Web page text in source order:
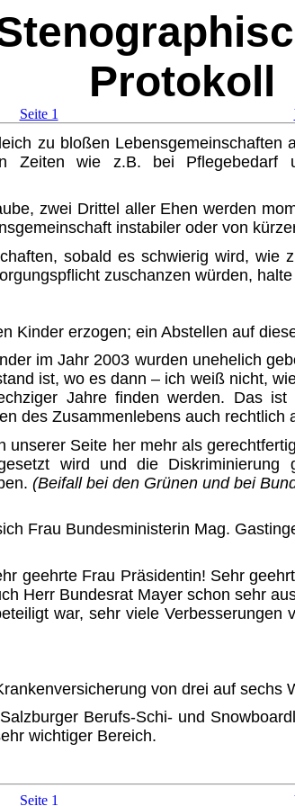
Protokoll
Seite 1
zu bloßen
Zeiten wie z.B. bei
zwei Drittel aller Ehen werden
instabiler oder von
sobald es schwierig wird,
zuschanzen würden,
Kinder erzogen; ein Abstel­len auf
im Jahr 2003 wurden un­ehelich
ist, wo es dann – ich weiß nicht,
Jahre finden werden. Das
des Zusammenlebens auch rechtlich
Seite her mehr als
wird und die Diskriminierung
(Beifall bei den Grünen und bei
Frau Bundesministerin Mag.
geehrte Frau Präsidentin! Sehr
Herr Bundesrat Mayer schon sehr
war, sehr viele
von drei auf
Berufs-Schi- und
wichtiger Bereich.
Seite 1